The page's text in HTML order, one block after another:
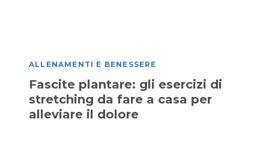
ALLENAMENTI E BENESSERE
Fascite plantare: gli esercizi di
stretching da fare a casa per
alleviare il dolore